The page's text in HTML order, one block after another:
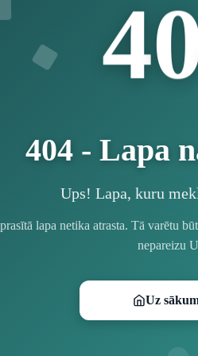
4
404 - Lapa
Ups! Lapa, kuru
lapa netika atrasta. Tā varētu
nepareizu
Uz